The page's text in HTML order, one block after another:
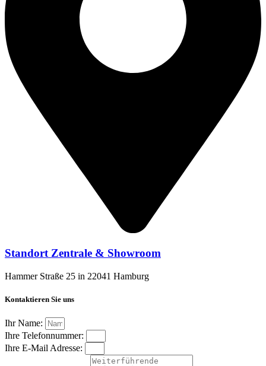
Standort Zentrale & Showroom
Hammer Straße 25 in 22041 Hamburg
Kontaktieren Sie uns
Ihr Name:
Ihre Telefonnummer:
Ihre E-Mail Adresse: